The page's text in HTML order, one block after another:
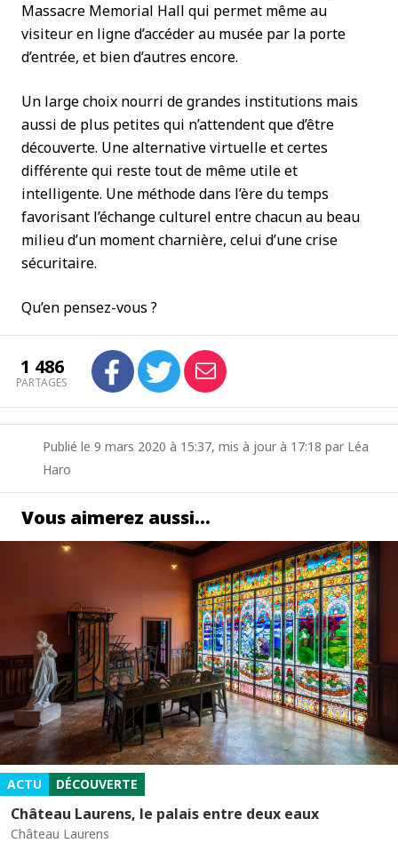
Massacre Memorial Hall qui permet même au
visiteur en ligne d’accéder au musée par la porte
d’entrée, et bien d’autres encore.
Un large choix nourri de grandes institutions mais
aussi de plus petites qui n’attendent que d’être
découverte. Une alternative virtuelle et certes
différente qui reste tout de même utile et
intelligente. Une méthode dans l’ère du temps
favorisant l’échange culturel entre chacun au beau
milieu d’un moment charnière, celui d’une crise
sécuritaire.
Qu’en pensez-vous ?
1 486
PARTAGES
Publié le 9 mars 2020 à 15:37, mis à jour à 17:18 par Léa
Haro
Vous aimerez aussi…
ACTU DÉCOUVERTE
Château Laurens, le palais entre deux eaux
Château Laurens